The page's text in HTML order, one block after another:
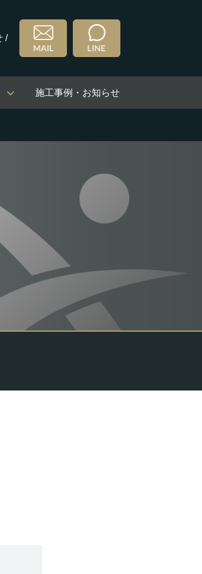
/
施工事例・お知らせ